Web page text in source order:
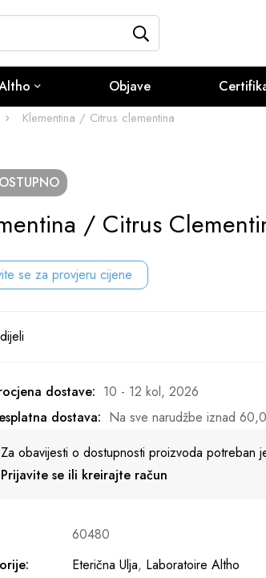
Objave
Klementina / Citrus clementina
/ Citrus
se za provjeru cijene
dostave: 10 - 12 kol, 2026
dostava: Na sve narudžbe iznad
Za obavijesti o dostupnosti proizvoda potreban
Prijavite se ili kreirajte račun
60480
Eterična Ulja, Laboratoire Altho